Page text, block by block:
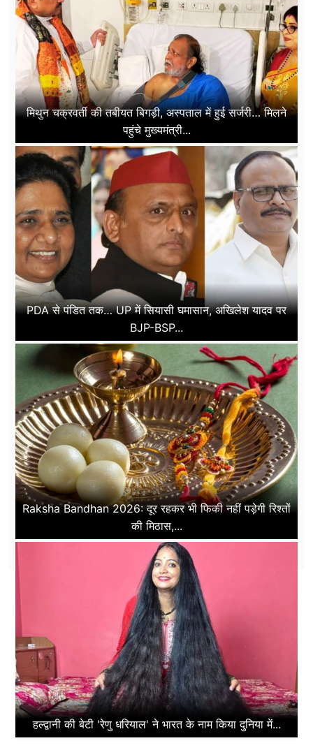
मिथुन चक्रवर्ती की तबीयत बिगड़ी, अस्पताल में हुई सर्जरी… मिलने
पहुंचे मुख्यमंत्री...
PDA से पंडित तक… UP में सियासी घमासान, अखिलेश यादव पर
BJP-BSP...
Raksha Bandhan 2026: दूर रहकर भी फिकी नहीं पड़ेगी रिश्तों
की मिठास,...
हल्द्वानी की बेटी 'रेणु धरियाल' ने भारत के नाम किया दुनिया में...